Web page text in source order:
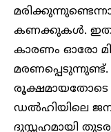
കണക്കുകൾ.
കാരണം ഓരോ
രൂക്ഷമായതോടെ
ഡൽഹിയിലെ
ദുസ്സഹമായി